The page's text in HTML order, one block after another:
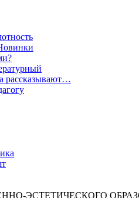
рассказывают…
ЭСТЕТИЧЕСКОГО